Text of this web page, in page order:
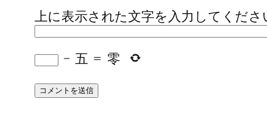
上に表示された文字を入力してくださ
− 五 = 零